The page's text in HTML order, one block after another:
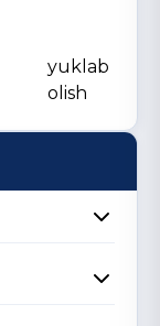
yuklab
olish